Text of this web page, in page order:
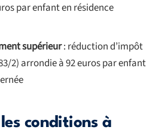
par enfant en résidence
supérieur: réduction d’impôt
2) arrondie à 92 euros par enfant
conditions à